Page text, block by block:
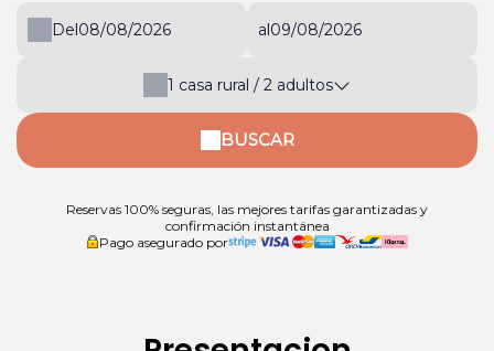
Del al
1 casa rural / 2 adultos
BUSCAR
Reservas 100% seguras, las mejores tarifas garantizadas y
confirmación instantánea
Pago asegurado por